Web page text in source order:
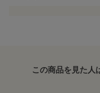
この商品を見た人